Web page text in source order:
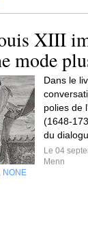
XIII
mode
Dans le
polies de
(1648-
du
Le 04
Menn
NONE